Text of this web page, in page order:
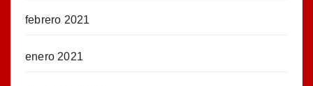
febrero 2021
enero 2021